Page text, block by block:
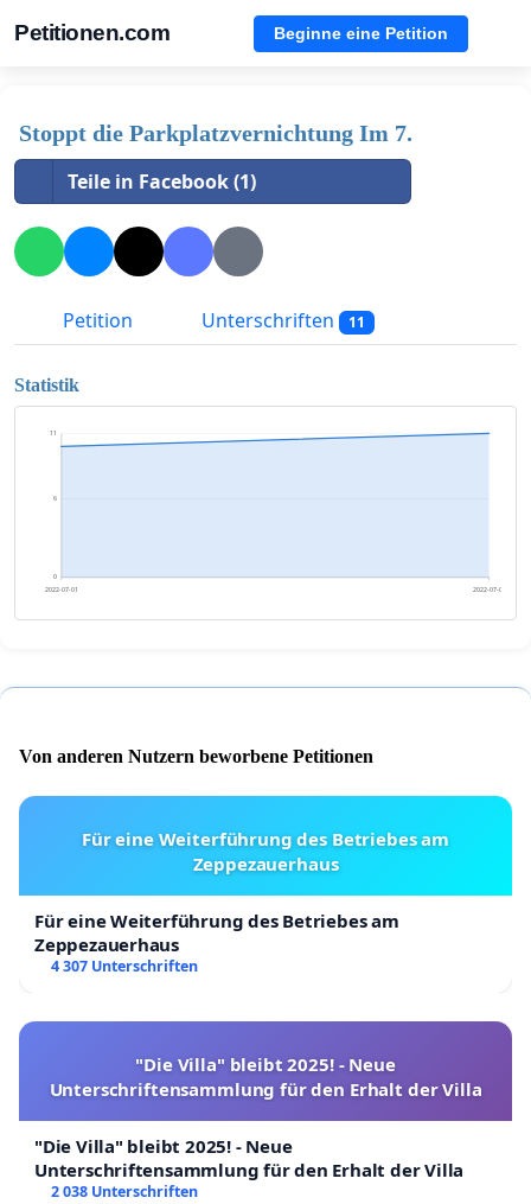
Petitionen.com Beginne eine Petition
Stoppt die Parkplatzvernichtung Im 7.
Teile in Facebook (1)
Petition Unterschriften 11
Statistik
0
6
11
2022-07-01 2022-07-02
Von anderen Nutzern beworbene Petitionen
Für eine Weiterführung des Betriebes am
Zeppezauerhaus
Für eine Weiterführung des Betriebes am
Zeppezauerhaus
4 307 Unterschriften
"Die Villa" bleibt 2025! - Neue
Unterschriftensammlung für den Erhalt der Villa
"Die Villa" bleibt 2025! - Neue
Unterschriftensammlung für den Erhalt der Villa
2 038 Unterschriften